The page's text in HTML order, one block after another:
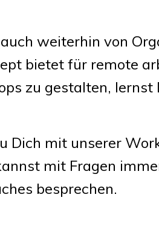
weiterhin von
bietet für remote
zu gestalten,
Dich mit unserer
mit Fragen
besprechen.